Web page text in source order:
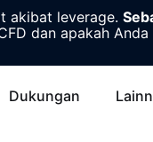
akibat leverage.
dan apakah
Dukungan